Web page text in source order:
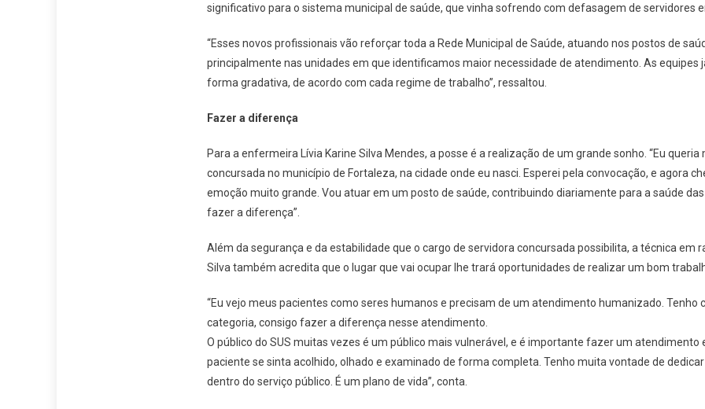
significativo para o sistema municipal de saúde, que vinha sofrendo com defasagem de servidores
“Esses novos profissionais vão reforçar toda a Rede Municipal de Saúde, atuando nos postos de
principalmente nas unidades em que identificamos maior necessidade de atendimento. As equipes
forma gradativa, de acordo com cada regime de trabalho”, ressaltou.
Fazer a diferença
Para a enfermeira Lívia Karine Silva Mendes, a posse é a realização de um grande sonho. “Eu
concursada no município de Fortaleza, na cidade onde eu nasci. Esperei pela convocação, e agora
emoção muito grande. Vou atuar em um posto de saúde, contribuindo diariamente para a saúde
fazer a diferença”.
Além da segurança e da estabilidade que o cargo de servidora concursada possibilita, a técnica em
Silva também acredita que o lugar que vai ocupar lhe trará oportunidades de realizar um bom
“Eu vejo meus pacientes como seres humanos e precisam de um atendimento humanizado. Tenho
categoria, consigo fazer a diferença nesse atendimento.
O público do SUS muitas vezes é um público mais vulnerável, e é importante fazer um atendimento
paciente se sinta acolhido, olhado e examinado de forma completa. Tenho muita vontade de
dentro do serviço público. É um plano de vida”, conta.